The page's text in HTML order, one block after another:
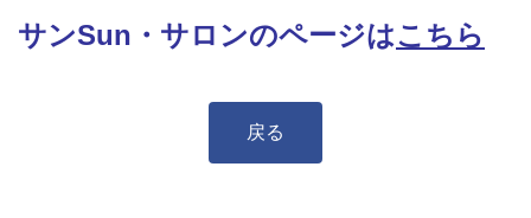
サンSun・サロンのページはこちら
戻る